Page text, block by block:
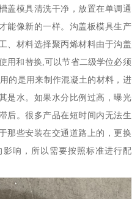
盖模具清洗干净，放置在单调通
能像新的一样。沟盖板模具生产
、材料选择聚丙烯材料由于沟盖
用和替换,可以节省二级学位必须
的是用来制作混凝土的材料，进
是水。如果水分比例过高，曝光
后。很多产品在短时间内无法生
那些安装在交通道路上的，更换
响，所以需要按照标准进行配